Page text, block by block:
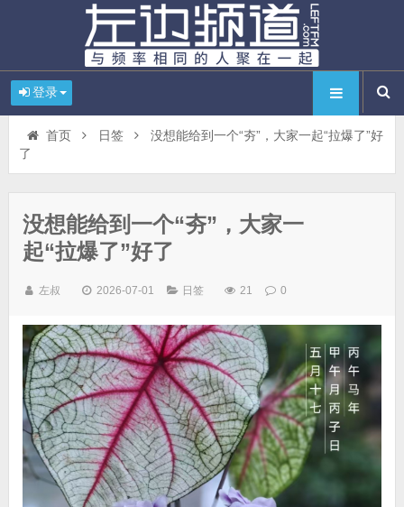
登录
首页 日签
没想能给到一个“夯”，大家一起“拉爆了”好
了
没想能给到一个“夯”，大家一
起“拉爆了”好了
左叔 2026-07-01 日签 21 0